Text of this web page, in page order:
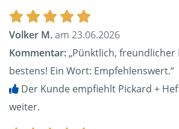
Volker M.am 23.06.2026
Kommentar:„Pünktlich, freundlicher
bestens! Ein Wort: Empfehlenswert.“
Der Kunde empfiehlt Pickard +
weiter.